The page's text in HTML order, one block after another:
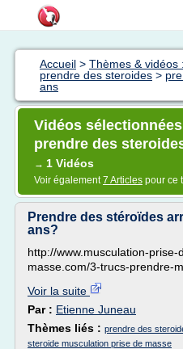
Accueil > Thèmes & vidéos
prendre des steroides >
ans
Vidéos
prendre des
→ 1 Vidéos
Voir également7 Articles pour ce
Prendre des stéroïdes
ans?
http://www.musculation-prise-
masse.com/3-trucs-prendre-
Voir la suite
Par : Etienne Juneau
Thèmes liés : prendre des
steroide musculation prise de masse